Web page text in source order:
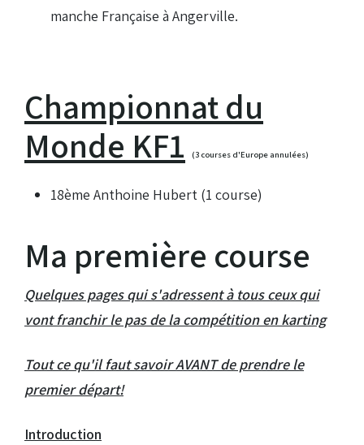
manche Française à Angerville.
Championnat du
Monde KF1
(3 courses d'Europe annulées)
18ème Anthoine Hubert (1 course)
Ma première course
Quelques pages qui s'adressent à tous ceux qui
vont franchir le pas de la compétition en karting
Tout ce qu'il faut savoir AVANT de prendre le
premier départ!
Introduction